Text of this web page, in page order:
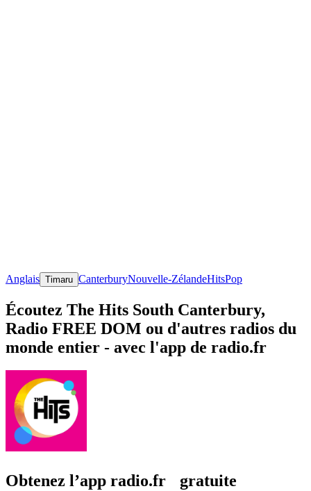
Anglais Timaru CanterburyNouvelle-ZélandeHitsPop
Écoutez The Hits South Canterbury,
Radio FREE DOM ou d'autres radios du
monde entier - avec l'app de radio.fr
Obtenez l’app radio.fr gratuite